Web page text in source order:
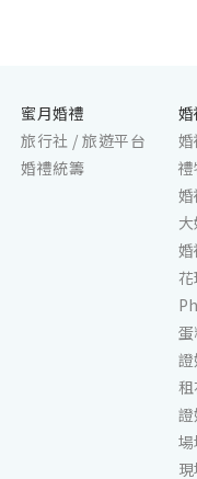
蜜月婚禮
旅行社 / 旅遊平台
婚禮統籌